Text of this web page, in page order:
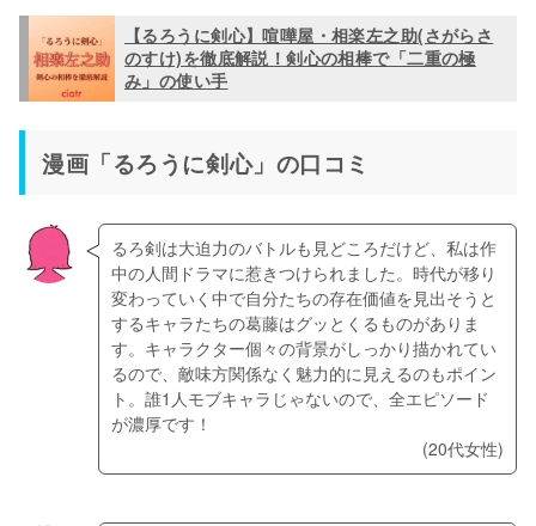
【るろうに剣心】喧嘩屋・相楽左之助(さがらさ
のすけ)を徹底解説！剣心の相棒で「二重の極
み」の使い手
漫画「るろうに剣心」の口コミ
るろ剣は大迫力のバトルも見どころだけど、私は作
中の人間ドラマに惹きつけられました。時代が移り
変わっていく中で自分たちの存在価値を見出そうと
するキャラたちの葛藤はグッとくるものがありま
す。キャラクター個々の背景がしっかり描かれてい
るので、敵味方関係なく魅力的に見えるのもポイン
ト。誰1人モブキャラじゃないので、全エピソード
が濃厚です！
(20代女性)